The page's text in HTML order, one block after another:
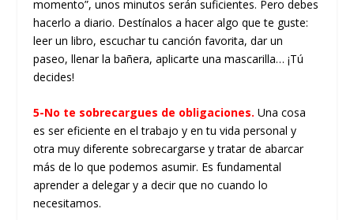
momento”, unos minutos serán suficientes. Pero debes
hacerlo a diario. Destínalos a hacer algo que te guste:
leer un libro, escuchar tu canción favorita, dar un
paseo, llenar la bañera, aplicarte una mascarilla… ¡Tú
decides!
5-No te sobrecargues de obligaciones. Una cosa
es ser eficiente en el trabajo y en tu vida personal y
otra muy diferente sobrecargarse y tratar de abarcar
más de lo que podemos asumir. Es fundamental
aprender a delegar y a decir que no cuando lo
necesitamos.